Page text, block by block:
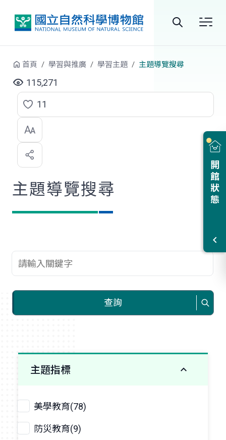
站
尋
開館狀態
首頁 學習與推廣 學習主題 主題導覽搜尋
115,271
點
選
喜
歡
11
主題導覽搜尋
查詢關鍵字
查詢
主題指標
美學教育(78)
防災教育(9)